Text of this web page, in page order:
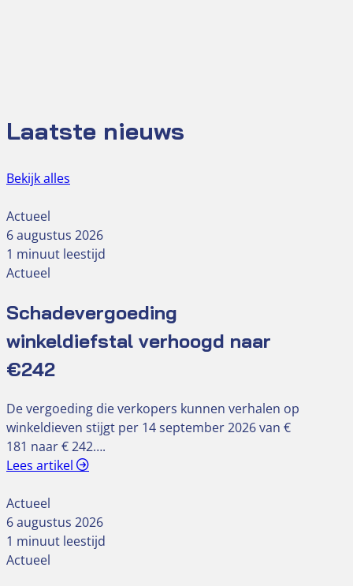
Laatste nieuws
Bekijk alles
Actueel
6 augustus 2026
1 minuut leestijd
Actueel
Schadevergoeding
winkeldiefstal verhoogd naar
€242
De vergoeding die verkopers kunnen verhalen op
winkeldieven stijgt per 14 september 2026 van €
181 naar € 242….
Lees artikel
Actueel
6 augustus 2026
1 minuut leestijd
Actueel